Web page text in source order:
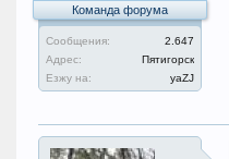
Команда форума
Сообщения:
2.647
Адрес:
Пятигорск
Езжу на:
уаZJ